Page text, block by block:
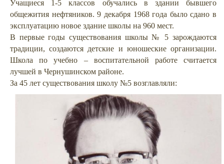
Учащиеся 1-5 классов обучались в здании бывшего
общежития нефтяников. 9 декабря 1968 года было сдано в
эксплуатацию новое здание школы на 960 мест.
В первые годы существования школы № 5 зарождаются
традиции, создаются детские и юношеские организации.
Школа по учебно – воспитательной работе считается
лучшей в Чернушинском районе.
За 45 лет существования школу №5 возглавляли: